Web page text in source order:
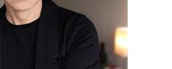
Zahraniční literatura Zdraví a životní styl